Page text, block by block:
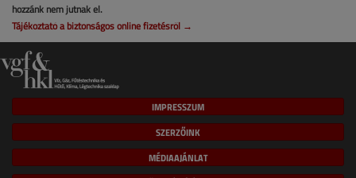
hozzánk nem jutnak el.
Tájékoztató a biztonságos online fizetésről →
IMPRESSZUM
SZERZŐINK
MÉDIAAJÁNLAT